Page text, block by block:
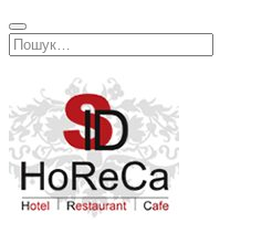
Перейти
кИскать: